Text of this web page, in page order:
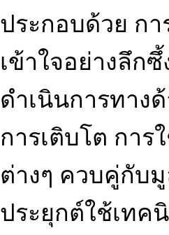
ประกอบด้วย ก
เข้าใจอย่างลึก
ดำเนินการทาง
การเติบโต การ
ต่างๆ ควบคู่กับ
ประยุกต์ใช้เทค